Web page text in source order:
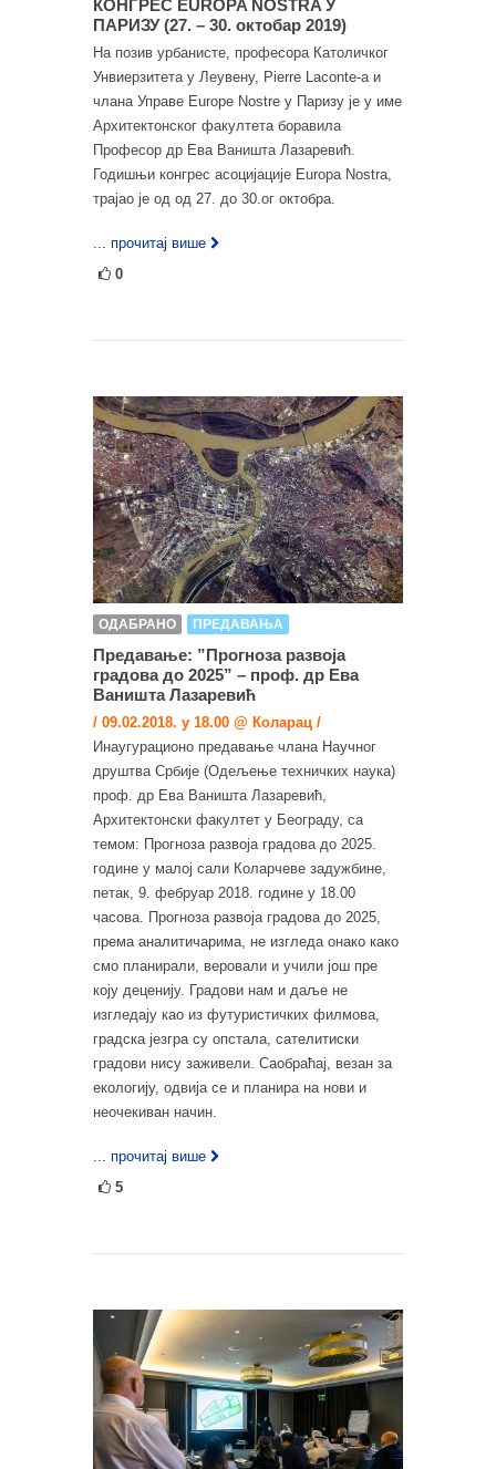
КОНГРЕС EUROPA NOSTRA У
ПАРИЗУ (27. – 30. октобар 2019)
На позив урбанисте, професора Католичког
Унвиерзитета у Леувену, Pierre Laconte-a и
члана Управе Europe Nostre у Паризу је у име
Архитектонског факултета боравила
Професор др Ева Ваништа Лазаревић.
Годишњи конгрес асоцијације Europa Nostra,
трајао је од од 27. до 30.ог октобра.
... прочитај више
0
ОДАБРАНО ПРЕДАВАЊА
Предавање: ”Прогноза развоја
градова до 2025” – проф. др Ева
Ваништа Лазаревић
/ 09.02.2018. у 18.00 @ Коларац /
Инаугурационо предавање члана Научног
друштва Србије (Одељење техничких наука)
проф. др Ева Ваништа Лазаревић,
Архитектонски факултет у Београду, са
темом: Прогноза развоја градова до 2025.
године у малој сали Коларчеве задужбине,
петак, 9. фебруар 2018. године у 18.00
часова. Прогноза развоја градова до 2025,
према аналитичарима, не изгледа онако како
смо планирали, веровали и учили још пре
коју деценију. Градови нам и даље не
изгледају као из футуристичких филмова,
градска језгра су опстала, сателитиски
градови нису заживели. Саобраћај, везан за
екологију, одвија се и планира на нови и
неочекиван начин.
... прочитај више
5